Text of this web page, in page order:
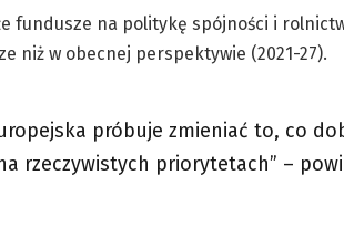
fundusze na politykę spójności i
niż w obecnej perspektywie (2021-27).
próbuje zmieniać to, co
rzeczywistych priorytetach” –